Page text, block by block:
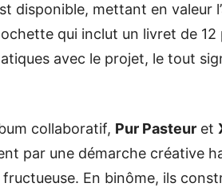
disponible, mettant en valeur
qui inclut un livret de 12
avec le projet, le tout
collaboratif, Pur Pasteur et
par une démarche créative
En binôme, ils